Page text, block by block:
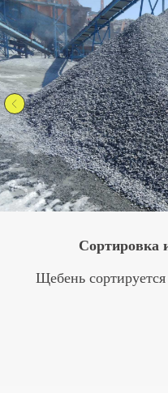
Производство